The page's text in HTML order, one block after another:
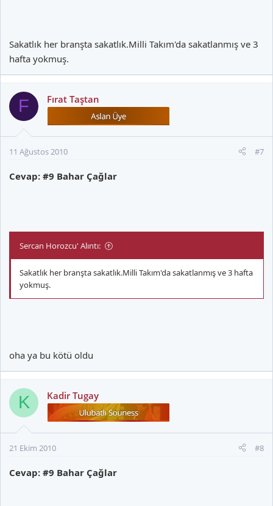
Sakatlık her branşta sakatlık.Milli Takım'da sakatlanmış ve 3
hafta yokmuş.
F Fırat Taştan
11 Ağustos 2010 #7
Cevap: #9 Bahar Çağlar
Sercan Horozcu' Alıntı:
Sakatlık her branşta sakatlık.Milli Takım'da sakatlanmış ve 3 hafta
yokmuş.
oha ya bu kötü oldu
K Kadir Tugay
21 Ekim 2010 #8
Cevap: #9 Bahar Çağlar